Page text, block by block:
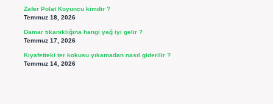
Zafer Polat Koyuncu kimdir ?
Temmuz 18, 2026
Damar tıkanıklığına hangi yağ iyi gelir ?
Temmuz 17, 2026
Kıyafetteki ter kokusu yıkamadan nasıl giderilir ?
Temmuz 14, 2026